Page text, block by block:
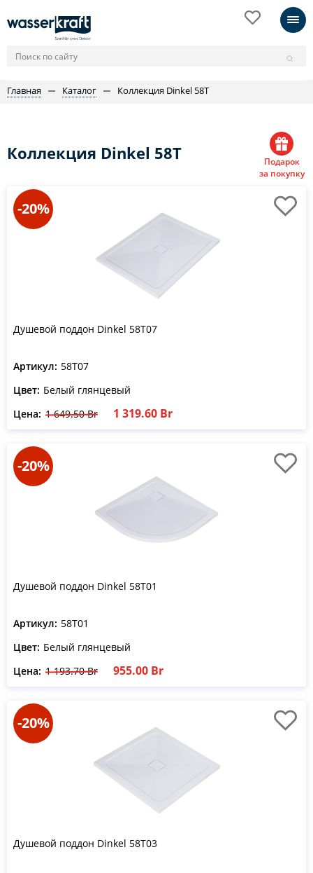
Главная Каталог Коллекция Dinkel 58T
Коллекция Dinkel 58T
Подарок
за покупку
-20%
Душевой поддон Dinkel 58T07
Артикул: 58T07
Цвет: Белый глянцевый
Цена: 1 649.50 Br 1 319.60 Br
-20%
Душевой поддон Dinkel 58T01
Артикул: 58T01
Цвет: Белый глянцевый
Цена: 1 193.70 Br 955.00 Br
-20%
Душевой поддон Dinkel 58T03